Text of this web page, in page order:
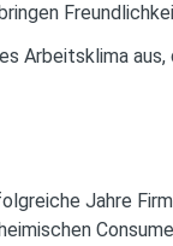
Arbeitsklima
Jahre